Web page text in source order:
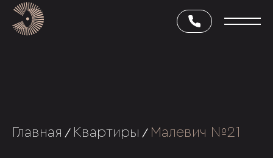
Главная / Квартиры / Малевич №21